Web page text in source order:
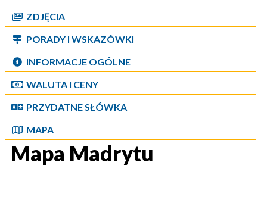
ZDJĘCIA
PORADY I WSKAZÓWKI
INFORMACJE OGÓLNE
WALUTA I CENY
PRZYDATNE SŁÓWKA
MAPA
Mapa Madrytu